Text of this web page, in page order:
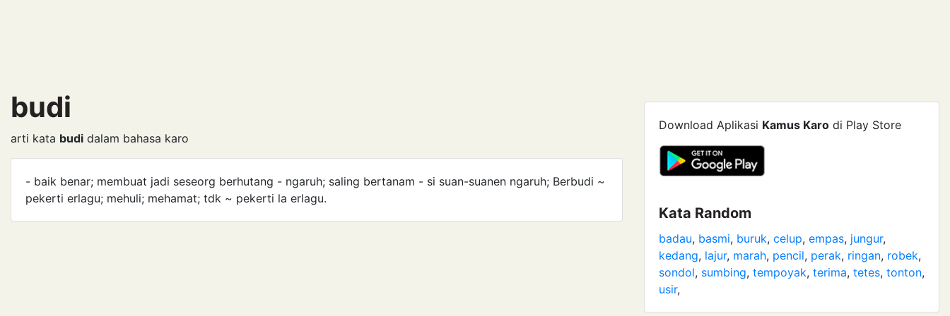
budi
arti kata budi dalam bahasa karo
- baik benar; membuat jadi seseorg berhutang - ngaruh; saling bertanam - si suan-suanen ngaruh; Berbudi ~
pekerti erlagu; mehuli; mehamat; tdk ~ pekerti la erlagu.
Download Aplikasi Kamus Karo di Play Store
Kata Random
badau, basmi, buruk, celup, empas, jungur,
kedang, lajur, marah, pencil, perak, ringan, robek,
sondol, sumbing, tempoyak, terima, tetes, tonton,
usir,